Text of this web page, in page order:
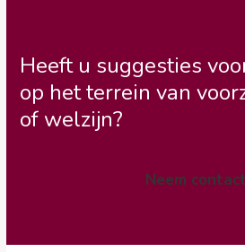
Heeft u suggesties
op het terrein van
of welzijn?
Neem